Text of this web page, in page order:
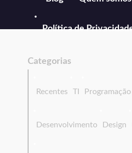
Política de
Categorias
Recentes TI Programação
Desenvolvimento Design